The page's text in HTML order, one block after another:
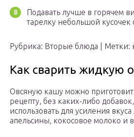
Подавать лучше в горячем
тарелку небольшой кусочек
Рубрика: Вторые блюда | Метки:
Как сварить жидкую
Овсяную кашу можно
рецепту, без каких-либо
использовать для усиления
апельсины, кокосовое молоко и